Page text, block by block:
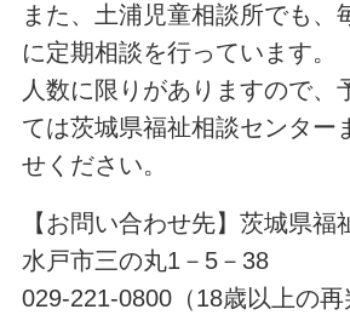
また、土浦児童相談所でも、
に定期相談を行っています。
人数に限りがありますので、
ては茨城県福祉相談センター
せください。
【お問い合わせ先】茨城県福
水戸市三の丸1－5－38
029-221-0800（18歳以上の再